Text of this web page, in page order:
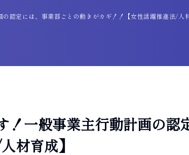
認定には、事業部ごとの動きがカギ！！【女性活躍推進法/人材
！一般事業主行動計画の認
材育成】